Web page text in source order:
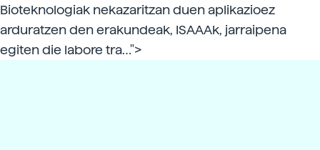
Bioteknologiak nekazaritzan duen aplikazioez
arduratzen den erakundeak, ISAAAk, jarraipena
egiten die labore tra…">